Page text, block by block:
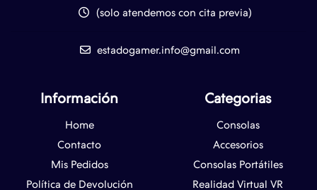
(solo atendemos con cita previa)
estadogamer.info@gmail.com
Información
Home
Contacto
Mis Pedidos
Política de Devolución
Categorias
Consolas
Accesorios
Consolas Portátiles
Realidad Virtual VR